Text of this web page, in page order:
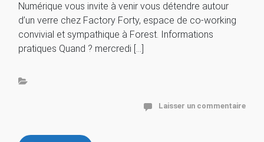
Numérique vous invite à venir vous détendre autour
d’un verre chez Factory Forty, espace de co-working
convivial et sympathique à Forest. Informations
pratiques Quand ? mercredi […]
Laisser un commentaire